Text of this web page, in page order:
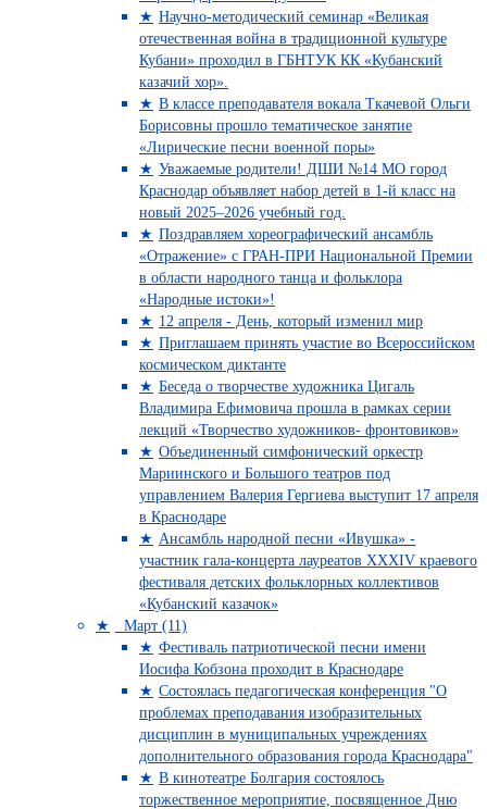
Научно-методический семинар «Великая
отечественная война в традиционной культуре
Кубани» проходил в ГБНТУК КК «Кубанский
казачий хор».
В классе преподавателя вокала Ткачевой Ольги
Борисовны прошло тематическое занятие
«Лирические песни военной поры»
Уважаемые родители! ДШИ №14 МО город
Краснодар объявляет набор детей в 1-й класс на
новый 2025–2026 учебный год.
Поздравляем хореографический ансамбль
«Отражение» с ГРАН-ПРИ Национальной Премии
в области народного танца и фольклора
«Народные истоки»!
12 апреля - День, который изменил мир
Приглашаем принять участие во Всероссийском
космическом диктанте
Беседа о творчестве художника Цигаль
Владимира Ефимовича прошла в рамках серии
лекций «Творчество художников- фронтовиков»
Объединенный симфонический оркестр
Мариинского и Большого театров под
управлением Валерия Гергиева выступит 17 апреля
в Краснодаре
Ансамбль народной песни «Ивушка» -
участник гала-концерта лауреатов XXXIV краевого
фестиваля детских фольклорных коллективов
«Кубанский казачок»
Март (11)
Фестиваль патриотической песни имени
Иосифа Кобзона проходит в Краснодаре
Состоялась педагогическая конференция "О
проблемах преподавания изобразительных
дисциплин в муниципальных учреждениях
дополнительного образования города Краснодара"
В кинотеатре Болгария состоялось
торжественное мероприятие, посвященное Дню